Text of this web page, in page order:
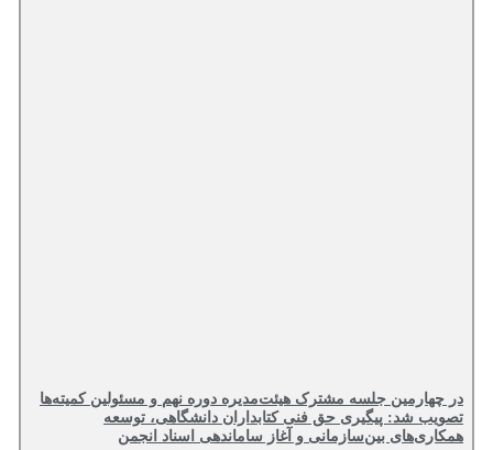
در چهارمین جلسه مشترک هیئت‌مدیره دوره نهم و مسئولین کمیته‌ها
تصویب شد: پیگیری حق فنی کتابداران دانشگاهی، توسعه
همکاری‌های بین‌سازمانی و آغاز ساماندهی اسناد انجمن